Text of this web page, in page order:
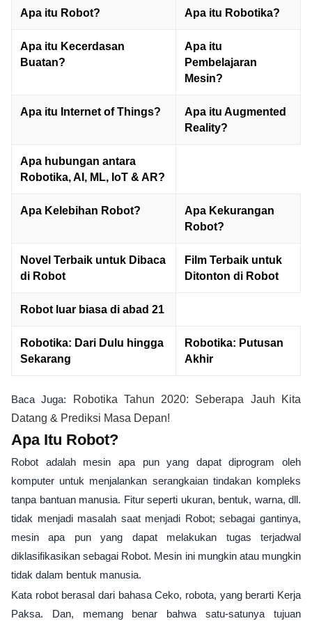
Apa itu Robot? Apa itu Robotika?
Apa itu Kecerdasan
Buatan?
Apa itu
Pembelajaran
Mesin?
Apa itu Internet of Things?
Apa itu Augmented
Reality?
Apa hubungan antara
Robotika, AI, ML, IoT & AR?
Apa Kelebihan Robot?
Apa Kekurangan
Robot?
Novel Terbaik untuk Dibaca
di Robot
Film Terbaik untuk
Ditonton di Robot
Robot luar biasa di abad 21
Robotika: Dari Dulu hingga
Sekarang
Robotika: Putusan
Akhir
Baca Juga:
Robotika Tahun 2020: Seberapa Jauh Kita
Datang & Prediksi Masa Depan!
Apa Itu Robot?
Robot adalah mesin apa pun yang dapat diprogram oleh
komputer untuk menjalankan serangkaian tindakan kompleks
tanpa bantuan manusia. Fitur seperti ukuran, bentuk, warna, dll.
tidak menjadi masalah saat menjadi Robot; sebagai gantinya,
mesin apa pun yang dapat melakukan tugas terjadwal
diklasifikasikan sebagai Robot. Mesin ini mungkin atau mungkin
tidak dalam bentuk manusia.
Kata robot berasal dari bahasa Ceko, robota, yang berarti Kerja
Paksa. Dan, memang benar bahwa satu-satunya tujuan